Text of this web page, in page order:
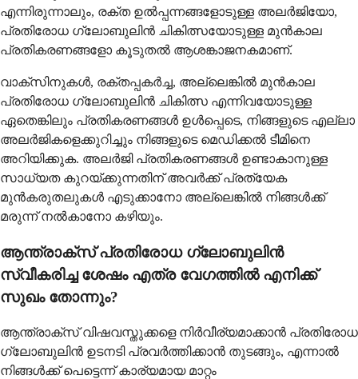
എന്നിരുന്നാലും, രക്ത ഉൽപ്പന്നങ്ങളോടുള്ള അലർജിയോ,
പ്രതിരോധ ഗ്ലോബുലിൻ ചികിത്സയോടുള്ള മുൻകാല
പ്രതികരണങ്ങളോ കൂടുതൽ ആശങ്കാജനകമാണ്.
വാക്സിനുകൾ, രക്തപ്പകർച്ച, അല്ലെങ്കിൽ മുൻകാല
പ്രതിരോധ ഗ്ലോബുലിൻ ചികിത്സ എന്നിവയോടുള്ള
ഏതെങ്കിലും പ്രതികരണങ്ങൾ ഉൾപ്പെടെ, നിങ്ങളുടെ എല്ലാ
അലർജികളെക്കുറിച്ചും നിങ്ങളുടെ മെഡിക്കൽ ടീമിനെ
അറിയിക്കുക. അലർജി പ്രതികരണങ്ങൾ ഉണ്ടാകാനുള്ള
സാധ്യത കുറയ്ക്കുന്നതിന് അവർക്ക് പ്രത്യേക
മുൻകരുതലുകൾ എടുക്കാനോ അല്ലെങ്കിൽ നിങ്ങൾക്ക്
മരുന്ന് നൽകാനോ കഴിയും.
ആന്ത്രാക്സ് പ്രതിരോധ ഗ്ലോബുലിൻ
സ്വീകരിച്ച ശേഷം എത്ര വേഗത്തിൽ എനിക്ക്
സുഖം തോന്നും?
ആന്ത്രാക്സ് വിഷവസ്തുക്കളെ നിർവീര്യമാക്കാൻ പ്രതിരോധ
ഗ്ലോബുലിൻ ഉടനടി പ്രവർത്തിക്കാൻ തുടങ്ങും, എന്നാൽ
നിങ്ങൾക്ക് പെട്ടെന്ന് കാര്യമായ മാറ്റം